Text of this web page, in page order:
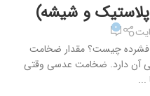
و شیشه)
۰
فشرده چیست؟ مقدار ضخامت
آن دارد. ضخامت عدسی وقتی
...